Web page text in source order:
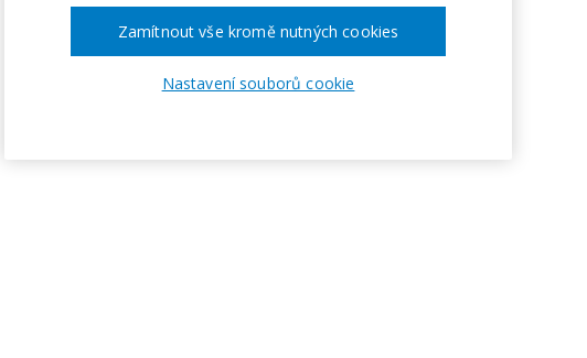
Nastavení souborů cookie
Zamítnout vše kromě nutných cookies